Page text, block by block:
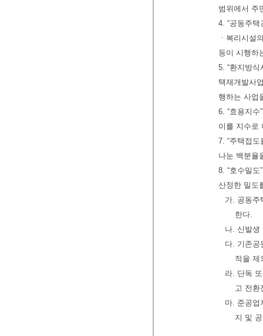
범위에서 주
4. “공동주
ㆍ복리시설
등이 시행하
5. “환지방
택재개발사
행하는 사업
6. “효용지
이를 지수로
7. “주택접
나눈 백분율
8. “호수밀
산정한 밀도
가. 공동주
한다.
나. 신발생
다. 기존공
적을 제
라. 단독
고 전환
마. 준공업
지 및